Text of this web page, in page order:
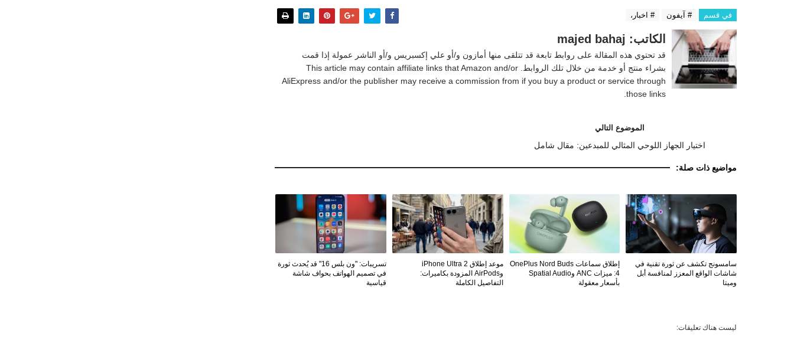
في قسم # آيفون # اخبار،
الكاتب: majed bahaj
قد تحتوي هذه المقالة على روابط تابعة قد تتلقى منها أمازون و/أو علي إكسبريس و/أو الناشر عمولة إذا قمت
بشراء منتج أو خدمة من خلال تلك الروابط. This article may contain affiliate links that Amazon and/or
AliExpress and/or the publisher may receive a commission from if you buy a product or service through
those links.
الموضوع التالي
اختيار الجهاز اللوحي المثالي للمبدعين: مقال شامل
مواضيع ذات صلة:
سامسونج تكشف عن ثورة تقنية في
شاشات الواقع المعزز لمنافسة أبل
وميتا
إطلاق سماعات OnePlus Nord Buds
4: ميزات ANC وSpatial Audio
بأسعار معقولة
موعد إطلاق iPhone Ultra 2
وAirPods المزودة بكاميرات:
التفاصيل الكاملة
تسريبات: "ون بلس 16" قد يُحدث ثورة
في تصميم الهواتف بحواف شاشة
قياسية
ليست هناك تعليقات: